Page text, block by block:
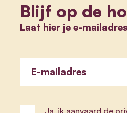
Blijf op de
Laat hier je e-
E-mailadres